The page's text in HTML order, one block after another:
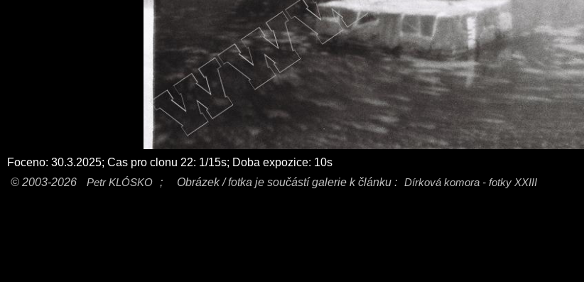
Foceno: 30.3.2025; Cas pro clonu 22: 1/15s; Doba expozice: 10s
© 2003-2026
Petr KLÓSKO ; Obrázek / fotka je součástí galerie k článku : Dírková komora - fotky XXIII